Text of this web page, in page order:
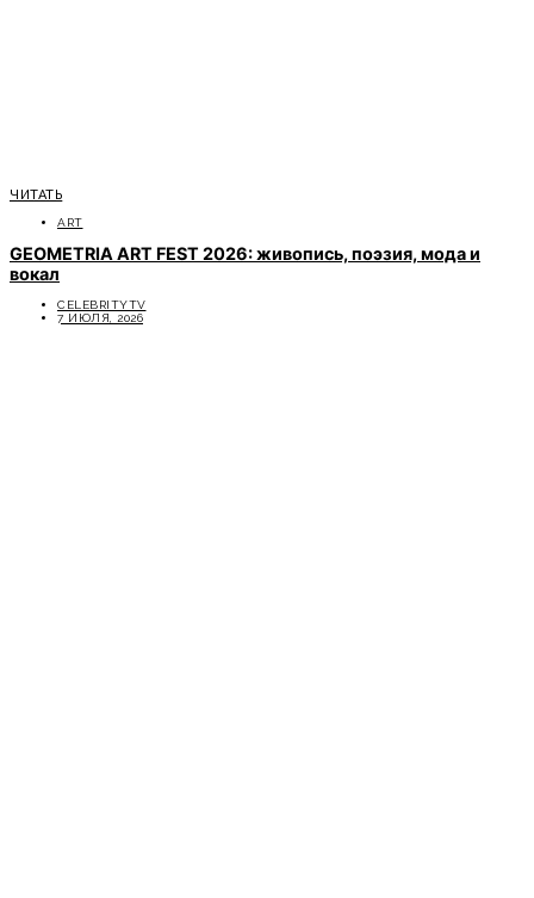
ЧИТАТЬ
ART
GEOMETRIA ART FEST 2026: живопись, поэзия, мода и
вокал
CELEBRITYTV
7 ИЮЛЯ, 2026